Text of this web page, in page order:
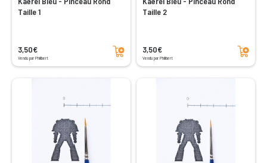
Taille 1
3,50€
Vendu par Philibert
Add to cart
Taille 2
3,50€
Vendu par Philibert
Add to cart